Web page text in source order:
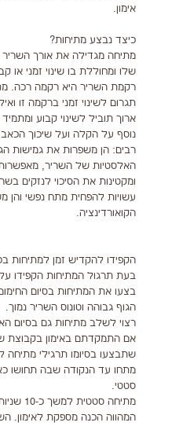
אימון.
כיצד נבצע מתיחות?
מתיחה מגדילה את אורך השריר
שלו ומחוללת בו שינוי זמני או
רקמת השריר היא רקמה רכה.
תגרום לשינוי זמני ברקמה זו
ארוך תוביל לשינוי קבוע
נוסף על הקלה ועל שיכוך
רבים: הן משפרות את גמישות
האלסטיות של השריר, מאפשרות
ומקטינות את הסיכוי לנזקים
עשויות להפחית מתח נפשי והן
הקואורדינציה.
הקפידו להקדיש זמן למתיחות
בעת תרגול המתיחות הקפידו
בצעו את המתיחות בסיום
הגוף גבוהה וטונוס השריר נמוך.
רצוי לשלב מתיחות גם בסיום
אם התמקדתם באימון בקבוצת
שתבצעו בסיומו תרגילי מתיחה
מתחו עד הנקודה שבה תחושו
סטטי.
מתיחה
המהווה הכנה מספקת לאימון.